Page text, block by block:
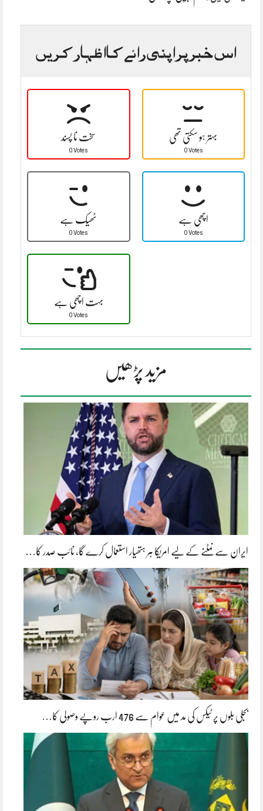
اس خبر پر اپنی رائے کا اظہار کریں
سخت نا پسند
0 Votes
بہتر ہو سکتی تھی
0 Votes
ٹھیک ہے
0 Votes
اچھی ہے
0 Votes
بہت اچھی ہے
0 Votes
مزید پڑھیں
ایران سے نمٹنے کے لیے امریکا ہر ہتھیار استعمال کرے گا، نائب صدر کا…
بجلی بلوں پر ٹیکس کی مد میں عوام سے 476 ارب روپے وصولی کا…